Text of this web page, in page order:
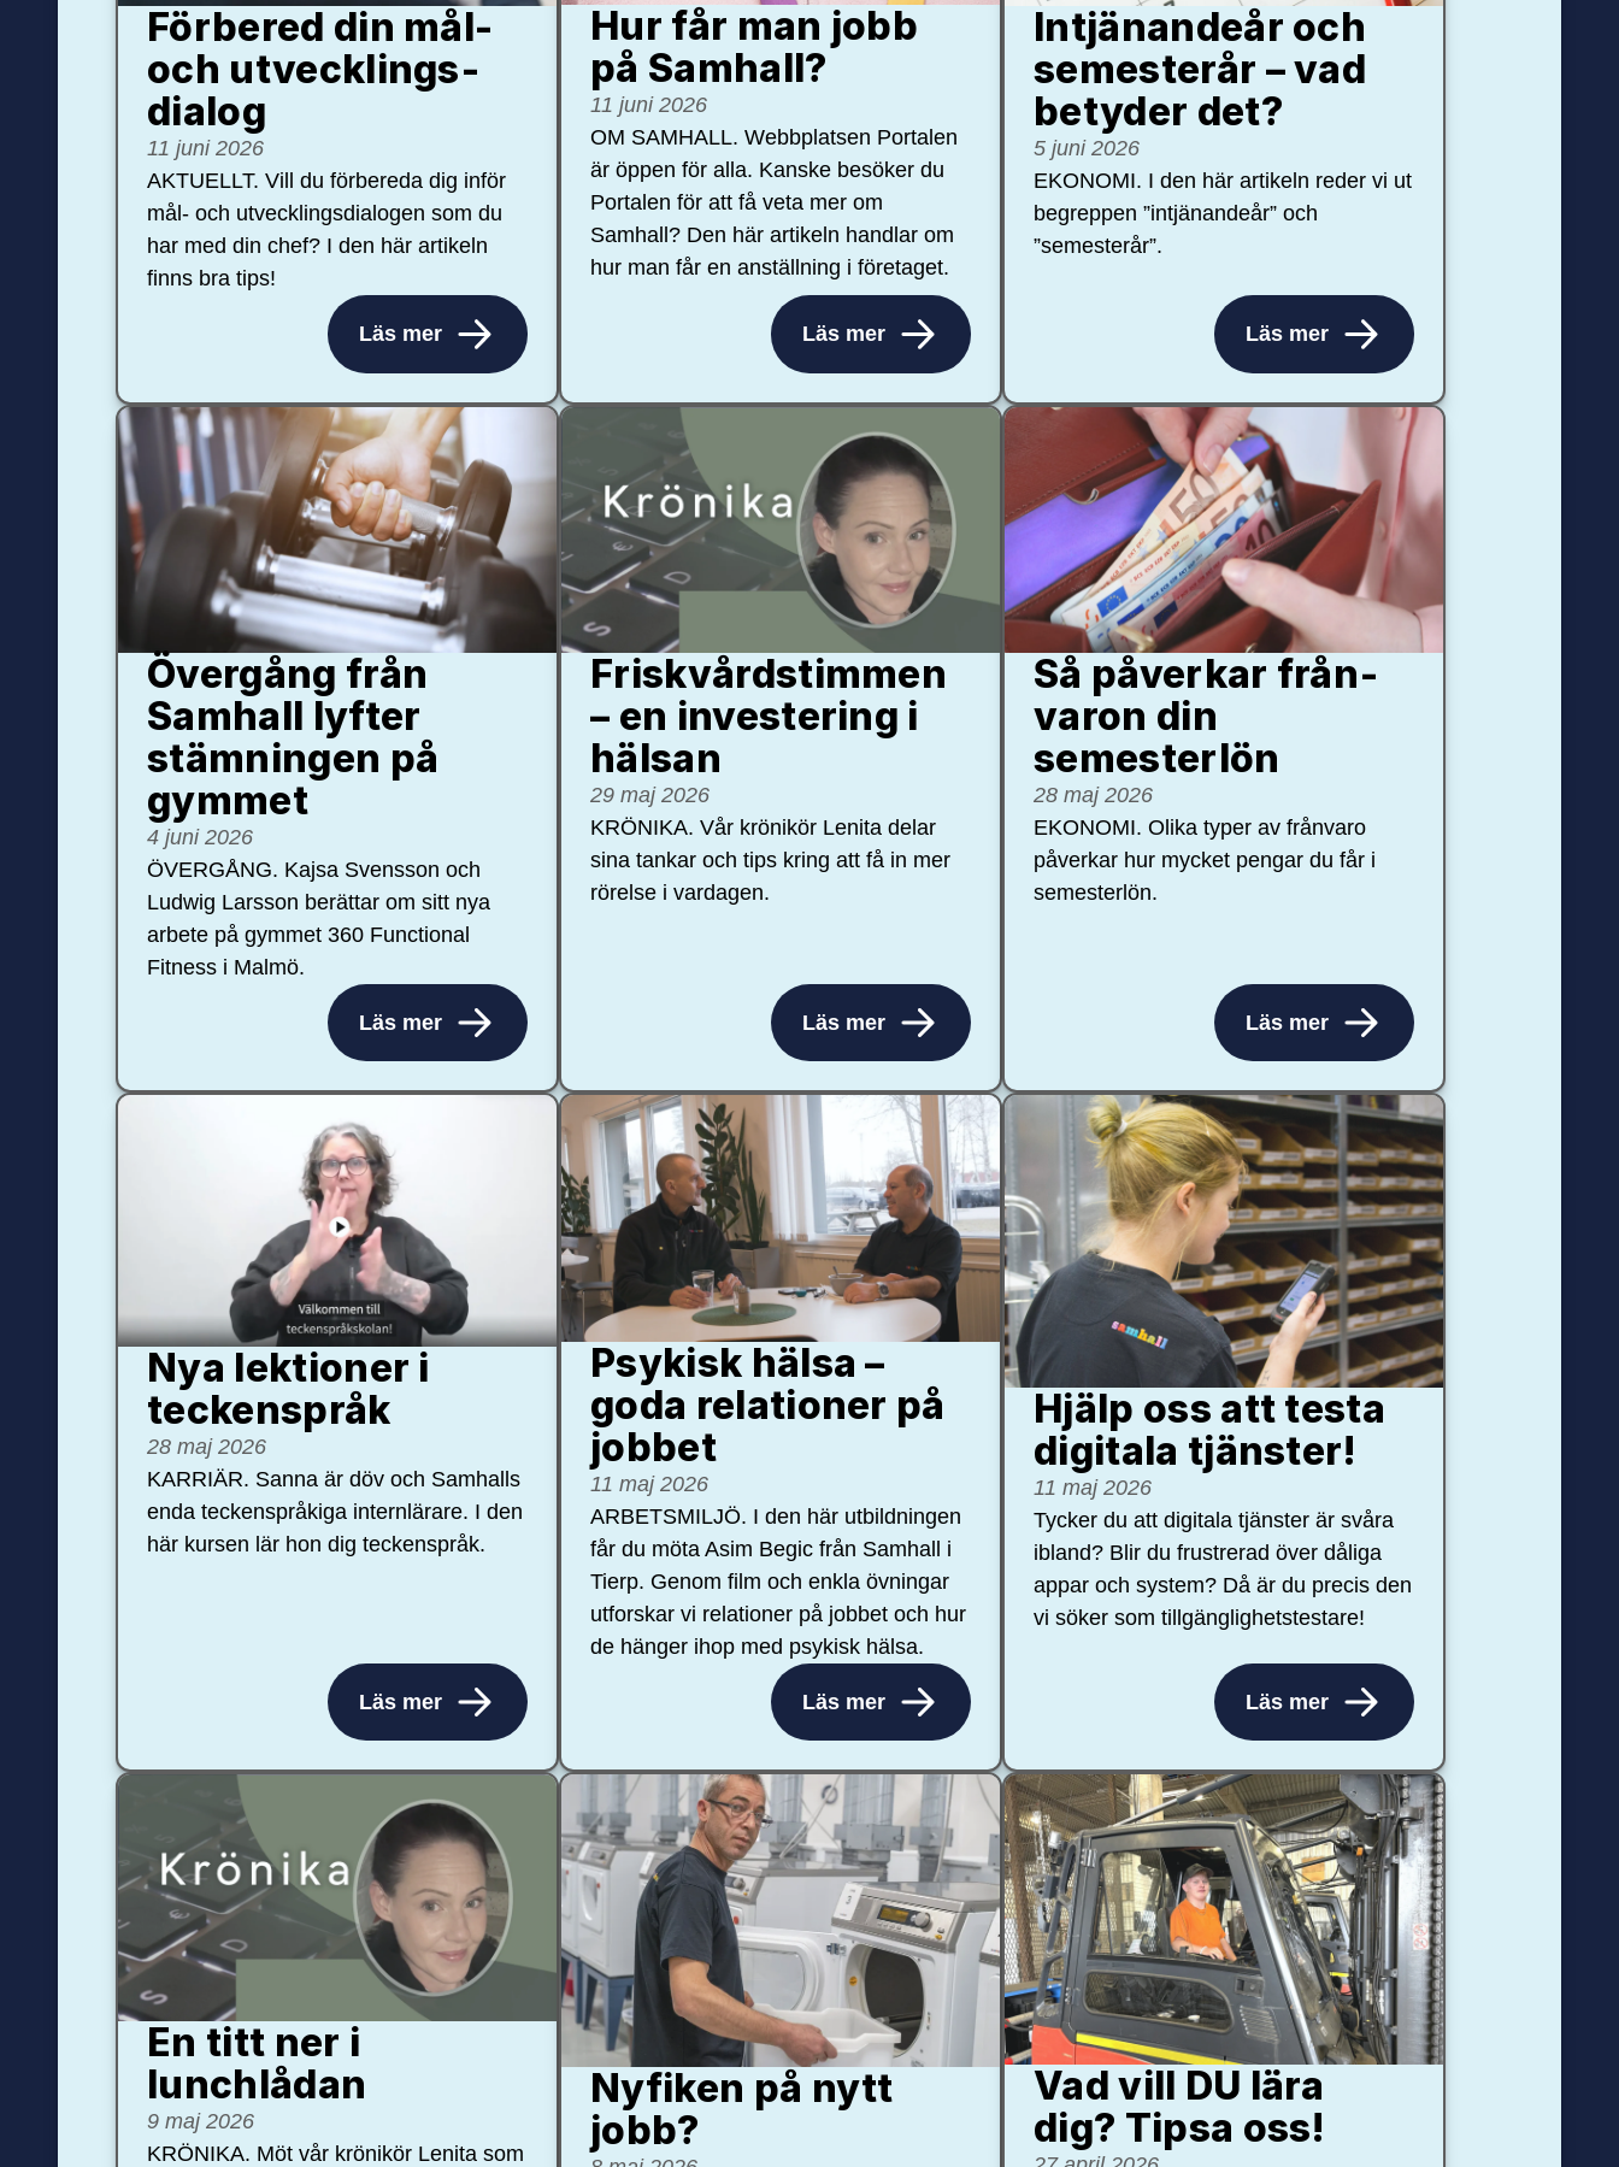
Förbered din mål-
och ut­veck­lings­
dialog
11 juni 2026
AKTUELLT. Vill du förbereda dig inför
mål- och utvecklingsdialogen som du
har med din chef? I den här artikeln
finns bra tips!
Läs mer
Hur får man jobb
på Samhall?
11 juni 2026
OM SAMHALL. Webbplatsen Portalen
är öppen för alla. Kanske besöker du
Portalen för att få veta mer om
Samhall? Den här artikeln handlar om
hur man får en anställning i företaget.
Läs mer
Intjänandeår och
semesterår – vad
betyder det?
5 juni 2026
EKONOMI. I den här artikeln reder vi ut
begreppen ”intjänandeår” och
”semesterår”.
Läs mer
Övergång från
Samhall lyfter
stämningen på
gymmet
4 juni 2026
ÖVERGÅNG. Kajsa Svensson och
Ludwig Larsson berättar om sitt nya
arbete på gymmet 360 Functional
Fitness i Malmö.
Läs mer
Friskvårdstimmen
– en investering i
hälsan
29 maj 2026
KRÖNIKA. Vår krönikör Lenita delar
sina tankar och tips kring att få in mer
rörelse i vardagen.
Läs mer
Så påverkar från­
varon din
semester­lön
28 maj 2026
EKONOMI. Olika typer av frånvaro
påverkar hur mycket pengar du får i
semesterlön.
Läs mer
Nya lektioner i
teckenspråk
28 maj 2026
KARRIÄR. Sanna är döv och Samhalls
enda teckenspråkiga internlärare. I den
här kursen lär hon dig teckenspråk.
Läs mer
Psykisk hälsa –
goda relationer på
jobbet
11 maj 2026
ARBETSMILJÖ. I den här utbildningen
får du möta Asim Begic från Samhall i
Tierp. Genom film och enkla övningar
utforskar vi relationer på jobbet och hur
de hänger ihop med psykisk hälsa.
Läs mer
Hjälp oss att testa
digitala tjänster!
11 maj 2026
Tycker du att digitala tjänster är svåra
ibland? Blir du frustrerad över dåliga
appar och system? Då är du precis den
vi söker som tillgänglighetstestare!
Läs mer
En titt ner i
lunchlådan
9 maj 2026
KRÖNIKA. Möt vår krönikör Lenita som
Nyfiken på nytt
jobb?
Vad vill DU lära
dig? Tipsa oss!